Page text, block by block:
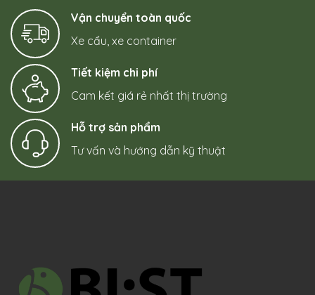
Vận chuyển toàn quốc
Xe cẩu, xe container
Tiết kiệm chi phí
Cam kết giá rẻ nhất thị trường
Hỗ trợ sản phẩm
Tư vấn và hướng dẫn kỹ thuật